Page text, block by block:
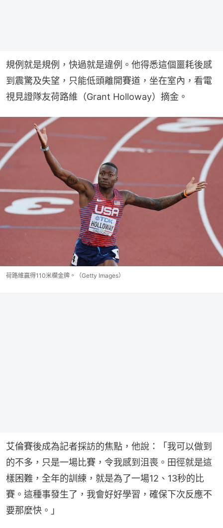
規例就是規例，快過就是違例。他得悉這個噩耗後感
到震驚及失望，只能低頭離開賽道，坐在室內，看電
視見證隊友荷路維（Grant Holloway）摘金。
荷路維贏得110米欄金牌。（Getty Images）
艾倫賽後成為記者採訪的焦點，他說：「我可以做到
的不多，只是一場比賽，令我感到沮喪。田徑就是這
樣困難，全年的訓練，就是為了一場12、13秒的比
賽。這種事發生了，我會好好學習，確保下次反應不
要那麼快。」